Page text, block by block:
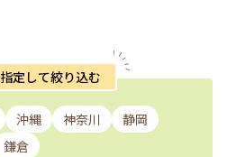
定して絞り込む
沖縄 神奈川
静岡
鎌倉